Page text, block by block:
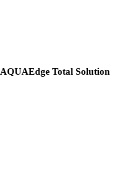
AQUAEdge Total Solution